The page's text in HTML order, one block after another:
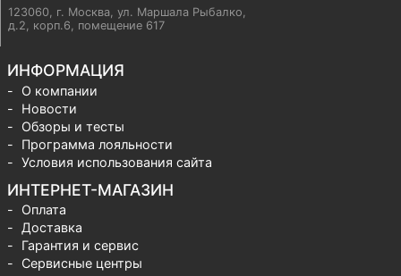
123060, г. Москва, ул. Маршала Рыбалко,
д.2, корп.6, помещение 617
ИНФОРМАЦИЯ
О компании
Новости
Обзоры и тесты
Программа лояльности
Условия использования сайта
ИНТЕРНЕТ-МАГАЗИН
Оплата
Доставка
Гарантия и сервис
Сервисные центры